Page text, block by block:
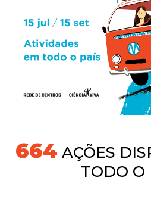
718AÇÕES
TODO O